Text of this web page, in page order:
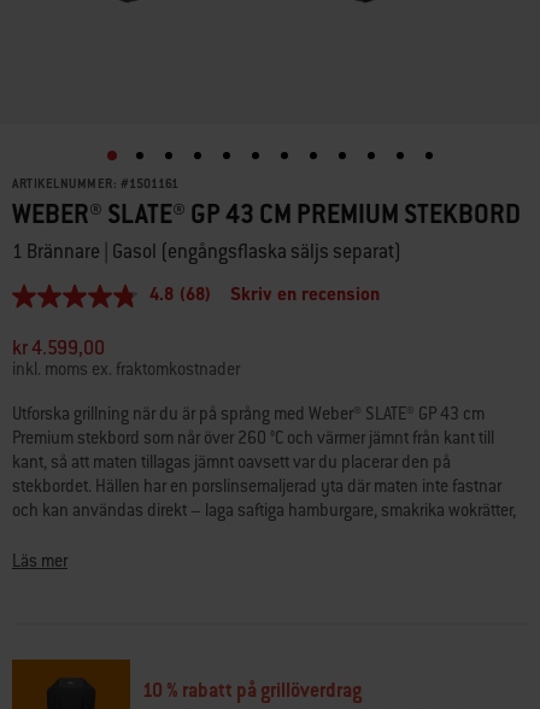
ARTIKELNUMMER: #1501161
WEBER® SLATE® GP 43 CM PREMIUM STEKBORD
1 Brännare | Gasol (engångsflaska säljs separat)
4.8
5
stjärnor,
genomsnittligt
betyg.
Read
68
Reviews.
Länk
till
samma
4.8 (68) Skriv en recension
kr 4.599,00
inkl. moms ex. fraktomkostnader
Utforska grillning när du är på språng med Weber® SLATE® GP 43 cm
Premium stekbord som når över 260 °C och värmer jämnt från kant till
kant, så att maten tillagas jämnt oavsett var du placerar den på
stekbordet. Hällen har en porslinsemaljerad yta där maten inte fastnar
och kan användas direkt – laga saftiga hamburgare, smakrika wokrätter,
Weber® SLATE® Premium stekbord har justerbara fötter som gör att du kan
• Jämn värmefördelning över hela ytan för jämn tillagning över hela
Läs mer
10 % rabatt på grillöverdrag